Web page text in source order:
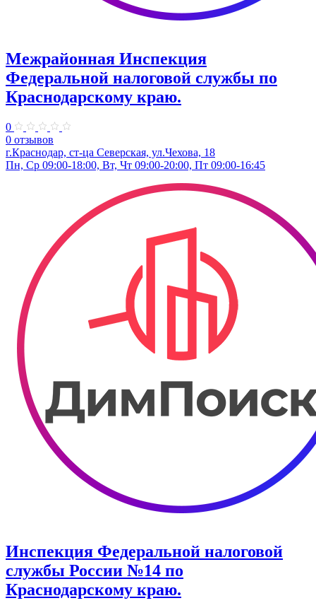
Межрайонная Инспекция
Федеральной налоговой службы по
Краснодарскому краю.
0
0 отзывов
г.Краснодар, ст-ца Северская, ул.Чехова, 18
Пн, Ср 09:00-18:00, Вт, Чт 09:00-20:00, Пт 09:00-16:45
Инспекция Федеральной налоговой
службы России №14 по
Краснодарскому краю.